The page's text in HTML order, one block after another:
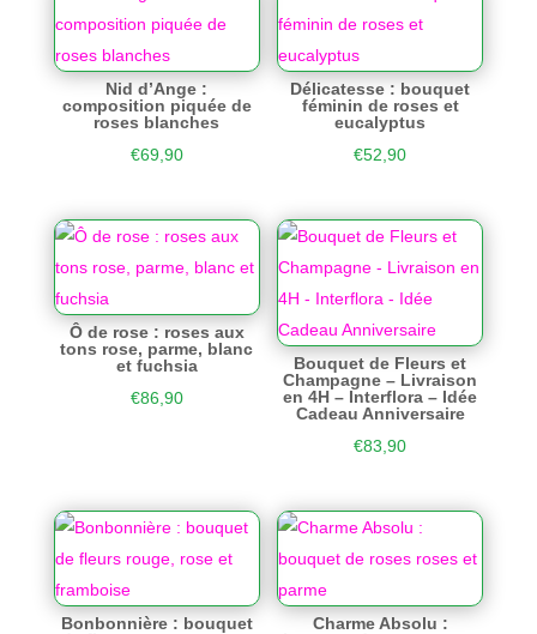
Nid d’Ange :
composition piquée de
roses blanches
€69,90
Délicatesse : bouquet
féminin de roses et
eucalyptus
€52,90
Ô de rose : roses aux
tons rose, parme, blanc
et fuchsia
€86,90
Bouquet de Fleurs et
Champagne – Livraison
en 4H – Interflora – Idée
Cadeau Anniversaire
€83,90
Bonbonnière : bouquet
Charme Absolu :